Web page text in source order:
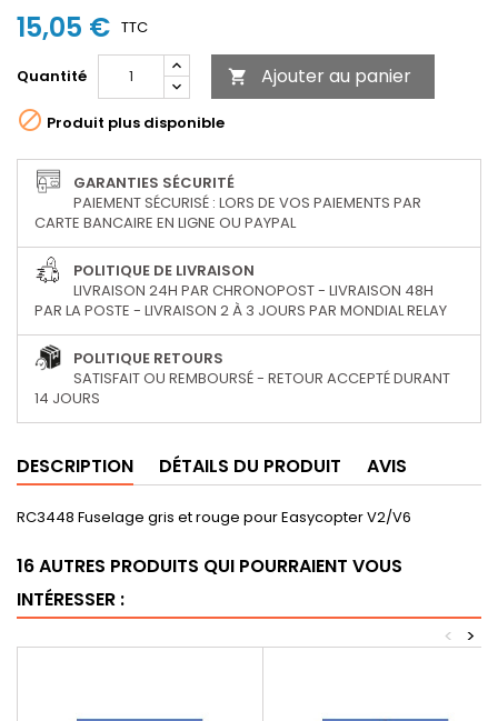
15,05 € TTC
Quantité  Ajouter au panier
 Produit plus disponible
GARANTIES SÉCURITÉ
PAIEMENT SÉCURISÉ : LORS DE VOS PAIEMENTS PAR
CARTE BANCAIRE EN LIGNE OU PAYPAL
POLITIQUE DE LIVRAISON
LIVRAISON 24H PAR CHRONOPOST - LIVRAISON 48H
PAR LA POSTE - LIVRAISON 2 À 3 JOURS PAR MONDIAL RELAY
POLITIQUE RETOURS
SATISFAIT OU REMBOURSÉ - RETOUR ACCEPTÉ DURANT
14 JOURS
DESCRIPTION DÉTAILS DU PRODUIT AVIS
RC3448 Fuselage gris et rouge pour Easycopter V2/V6
16 AUTRES PRODUITS QUI POURRAIENT VOUS
INTÉRESSER :
>
<